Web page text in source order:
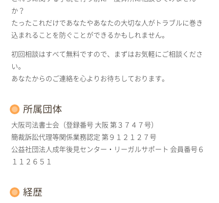
か？
たったこれだけであなたやあなたの大切な人がトラブルに巻き
込まれることを防ぐことができるかもしれません。
初回相談はすべて無料ですので、まずはお気軽にご相談くださ
い。
あなたからのご連絡を心よりお待ちしております。
所属団体
大阪司法書士会（登録番号 大阪 第３７４７号）
簡裁訴訟代理等関係業務認定 第９１２１２７号
公益社団法人成年後見センター・リーガルサポート 会員番号６
１１２６５１
経歴